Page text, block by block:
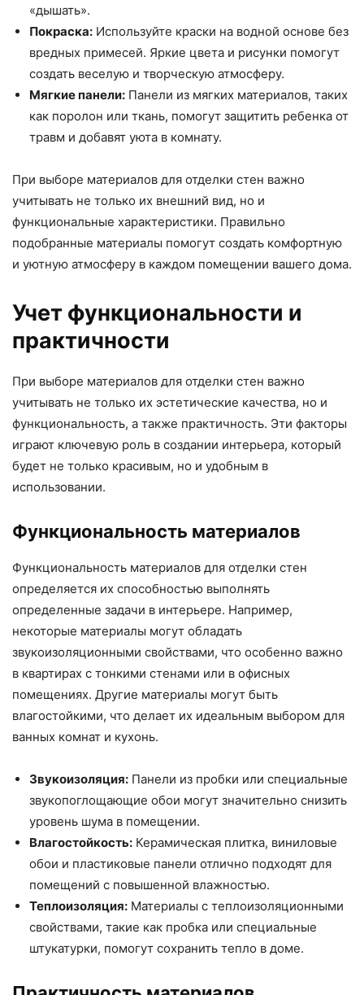
«дышать».
Покраска: Используйте краски на водной основе без
вредных примесей. Яркие цвета и рисунки помогут
создать веселую и творческую атмосферу.
Мягкие панели: Панели из мягких материалов, таких
как поролон или ткань, помогут защитить ребенка от
травм и добавят уюта в комнату.
При выборе материалов для отделки стен важно
учитывать не только их внешний вид, но и
функциональные характеристики. Правильно
подобранные материалы помогут создать комфортную
и уютную атмосферу в каждом помещении вашего дома.
Учет функциональности и
практичности
При выборе материалов для отделки стен важно
учитывать не только их эстетические качества, но и
функциональность, а также практичность. Эти факторы
играют ключевую роль в создании интерьера, который
будет не только красивым, но и удобным в
использовании.
Функциональность материалов
Функциональность материалов для отделки стен
определяется их способностью выполнять
определенные задачи в интерьере. Например,
некоторые материалы могут обладать
звукоизоляционными свойствами, что особенно важно
в квартирах с тонкими стенами или в офисных
помещениях. Другие материалы могут быть
влагостойкими, что делает их идеальным выбором для
ванных комнат и кухонь.
Звукоизоляция: Панели из пробки или специальные
звукопоглощающие обои могут значительно снизить
уровень шума в помещении.
Влагостойкость: Керамическая плитка, виниловые
обои и пластиковые панели отлично подходят для
помещений с повышенной влажностью.
Теплоизоляция: Материалы с теплоизоляционными
свойствами, такие как пробка или специальные
штукатурки, помогут сохранить тепло в доме.